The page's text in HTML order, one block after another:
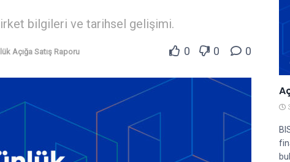
bilgileri ve tarihsel gelişimi.
Açığa Satış Raporu 0 0 0